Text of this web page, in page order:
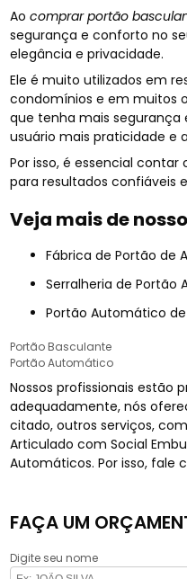
Aocomprar portão
segurança e conforto no
elegância e privacidade.
Ele é muito utilizados em
condomínios e em muitos
que tenha mais segurança
usuário mais praticidade e
Por isso, é essencial
para resultados confiáveis
Veja mais de
Fábrica de Portão de
Serralheria de
Portão Automático
Portão Basculante
Portão Automático
Nossos profissionais estão
adequadamente, nós
citado, outros serviços,
Articulado com Social
Automáticos. Por isso, fale
FAÇA UM
Digite seu nome